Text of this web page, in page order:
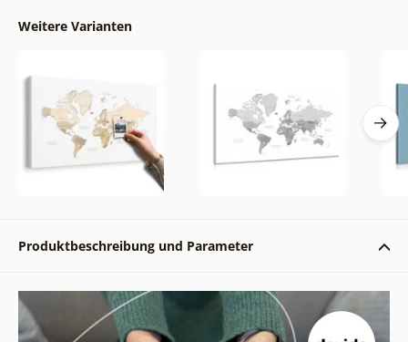
Weitere Varianten
Produktbeschreibung und Parameter